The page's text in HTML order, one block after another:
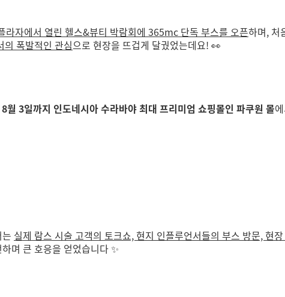
라자에서 열린 헬스&뷰티 박람회에 365mc 단독 부스를 오픈하며, 처
의 폭발적인 관심으로 현장을 뜨겁게 달궜었는데요! 👀
월 3일까지 인도네시아 수라바야 최대 프리미엄 쇼핑몰인 파쿠원 몰
실제 람스 시술 고객의 토크쇼, 현지 인플루언서들의 부스 방문, 현
며 큰 호응을 얻었습니다 ✨